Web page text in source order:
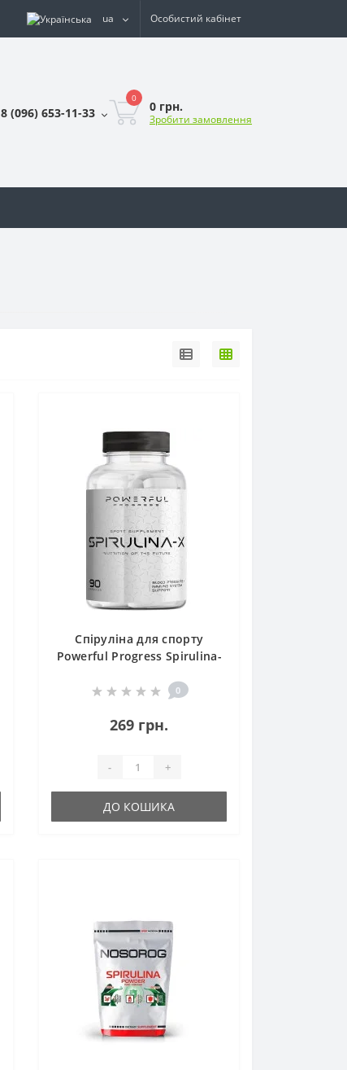
ua Особистий кабінет
8 (096) 653-11-33
0
0 грн.
Зробити замовлення
Спіруліна для спорту
Powerful Progress Spirulina-
0
269 грн.
- +
ДО КОШИКА